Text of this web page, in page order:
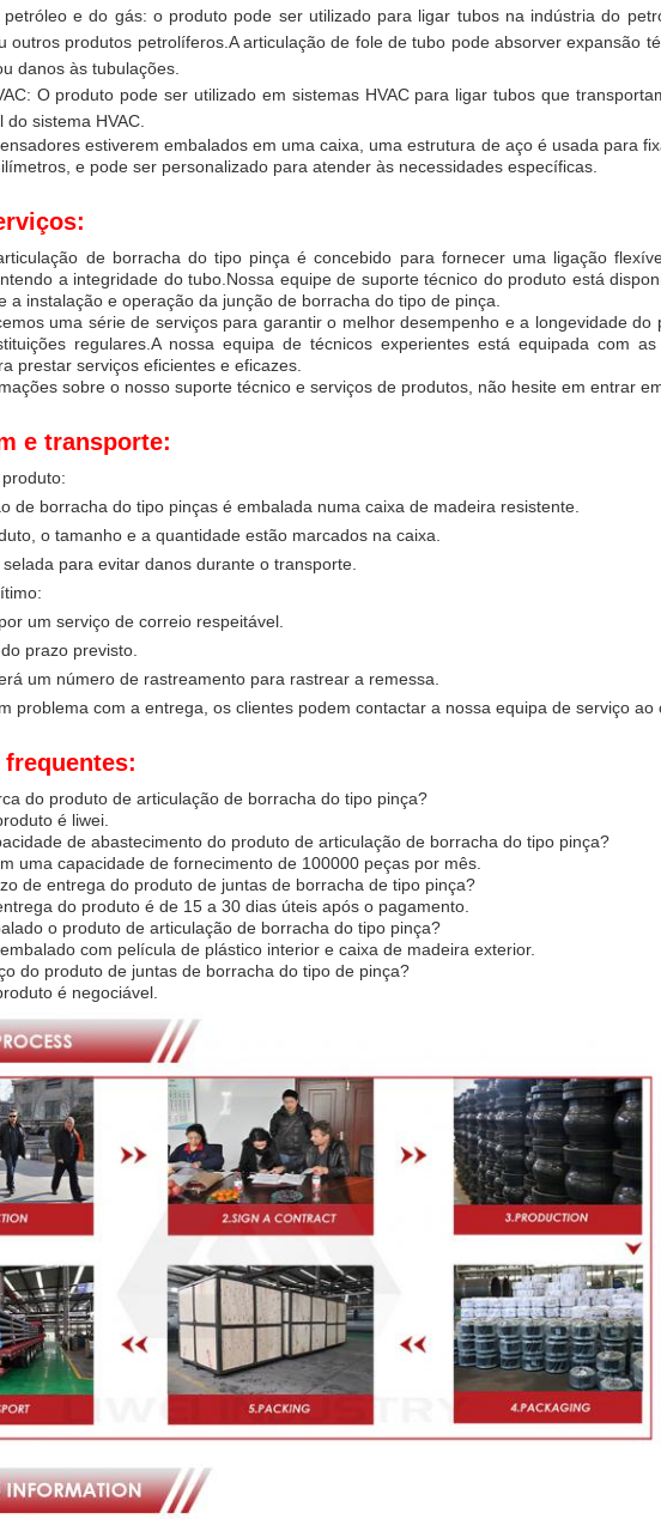
petróleo e do gás: o produto pode ser utilizado para ligar tubos na indústria do
outros produtos petrolíferos.A articulação de fole de tubo pode absorver expansão
danos às tubulações.
O produto pode ser utilizado em sistemas HVAC para ligar tubos que
sistema HVAC.
estiverem embalados em uma caixa, uma estrutura de aço é usada para
e pode ser personalizado para atender às necessidades específicas.
de borracha do tipo pinça é concebido para fornecer uma ligação
a integridade do tubo.Nossa equipe de suporte técnico do produto está
a instalação e operação da junção de borracha do tipo de pinça.
uma série de serviços para garantir o melhor desempenho e a longevidade do
regulares.A nossa equipa de técnicos experientes está equipada com
prestar serviços eficientes e eficazes.
sobre o nosso suporte técnico e serviços de produtos, não hesite em entrar
e transporte:
de borracha do tipo pinças é embalada numa caixa de madeira resistente.
o tamanho e a quantidade estão marcados na caixa.
para evitar danos durante o transporte.
um serviço de correio respeitável.
prazo previsto.
um número de rastreamento para rastrear a remessa.
problema com a entrega, os clientes podem contactar a nossa equipa de serviço ao
do produto de articulação de borracha do tipo pinça?
é liwei.
de abastecimento do produto de articulação de borracha do tipo pinça?
uma capacidade de fornecimento de 100000 peças por mês.
de entrega do produto de juntas de borracha de tipo pinça?
do produto é de 15 a 30 dias úteis após o pagamento.
o produto de articulação de borracha do tipo pinça?
com película de plástico interior e caixa de madeira exterior.
do produto de juntas de borracha do tipo de pinça?
é negociável.